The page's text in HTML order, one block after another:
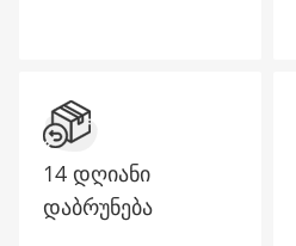
14 დღიანი
დაბრუნება